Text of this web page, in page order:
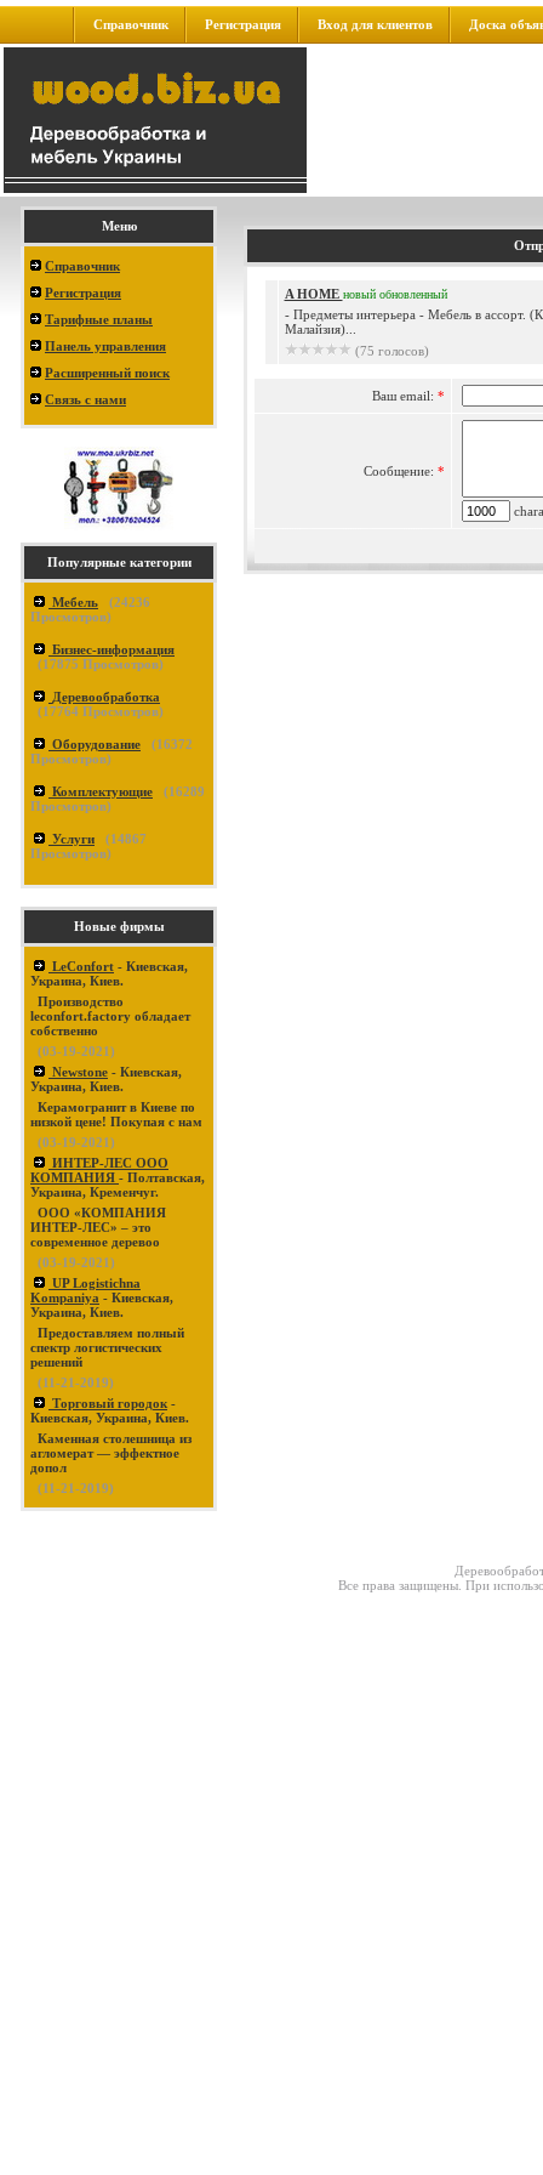
Справочник Регистрация Вход для клиентов Доска
Меню
Справочник
Регистрация
Тарифные планы
Панель управления
Расширенный поиск
Связь с нами
Популярные категории
Мебель (24236
Просмотров)
Бизнес-информация
(17875 Просмотров)
Деревообработка
(17764 Просмотров)
Оборудование (16372
Просмотров)
Комплектующие (16289
Просмотров)
Услуги (14867
Просмотров)
Новые фирмы
LeConfort - Киевская,
Украина, Киев.
Производство
leconfort.factory обладает
собственно
(03-19-2021)
Newstone - Киевская,
Украина, Киев.
Керамогранит в Киеве по
низкой цене! Покупая с нам
(03-19-2021)
ИНТЕР-ЛЕС ООО
КОМПАНИЯ - Полтавская,
Украина, Кременчуг.
ООО «КОМПАНИЯ
ИНТЕР-ЛЕС» – это
современное деревоо
(03-19-2021)
UP Logistichna
Kompaniya - Киевская,
Украина, Киев.
Предоставляем полный
спектр логистических
решений
(11-21-2019)
Торговый городок -
Киевская, Украина, Киев.
Каменная столешница из
агломерат — эффектное
допол
(11-21-2019)
A HOME новый обновленный
- Предметы интерьера - Мебель в ассорт.
Малайзия)...
(75 голосов)
Ваш email: *
Сообщение: *
Все права защищены. При